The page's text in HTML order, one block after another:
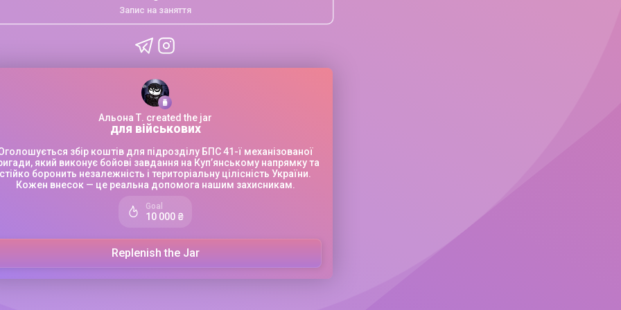
Запис на заняття
Альона Т. created the jar
для військових
збір коштів для підрозділу БПС 41-ї механізованої
який виконує бойові завдання на Куп’янському напрямку та
стійко боронить незалежність і територіальну цілісність України.
Кожен внесок — це реальна допомога нашим захисникам.
Goal
10 000 ₴
Replenish the Jar